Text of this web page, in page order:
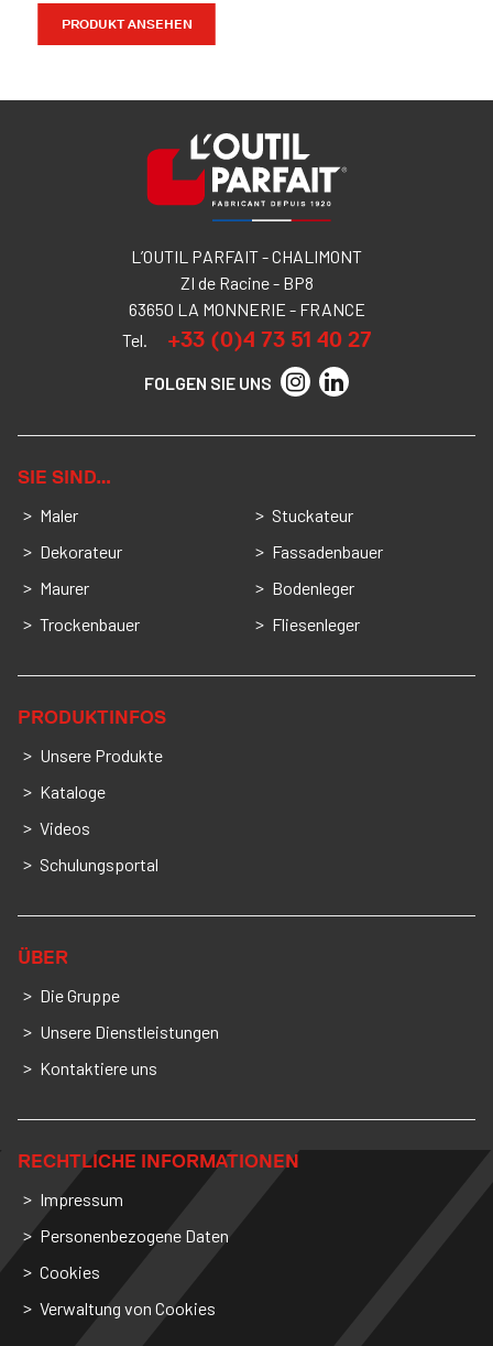
PRODUKT ANSEHEN
L’OUTIL PARFAIT - CHALIMONT
ZI de Racine - BP8
63650 LA MONNERIE - FRANCE
Tel.
+33 (0)4 73 51 40 27
FOLGEN SIE UNS
SIE SIND…
Maler
Dekorateur
Maurer
Trockenbauer
Stuckateur
Fassadenbauer
Bodenleger
Fliesenleger
PRODUKTINFOS
Unsere Produkte
Kataloge
Videos
Schulungsportal
ÜBER
Die Gruppe
Unsere Dienstleistungen
Kontaktiere uns
RECHTLICHE INFORMATIONEN
Impressum
Personenbezogene Daten
Cookies
Verwaltung von Cookies